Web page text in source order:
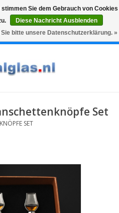
Graveren
0 Artikel - €0,00
Set
SET
Sie dem Gebrauch von Cookies
Diese Nachricht Ausblenden
bitte unsere Datenschutzerklärung. »